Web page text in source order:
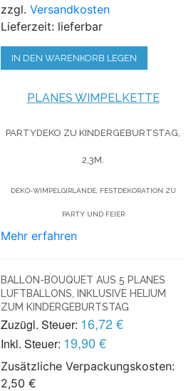
zzgl.Versandkosten
Lieferzeit: lieferbar
IN DEN WARENKORB LEGEN
PLANES WIMPELKETTE
PARTYDEKO ZU KINDERGEBURTSTAG,
2,3M.
DEKO-WIMPELGIRLANDE, FESTDEKORATION ZU
PARTY UND FEIER
Mehr erfahren
BALLON-BOUQUET AUS 5 PLANES
LUFTBALLONS, INKLUSIVE HELIUM
ZUM KINDERGEBURTSTAG
Zuzügl. Steuer: 16,72 €
Inkl. Steuer: 19,90 €
Zusätzliche Verpackungskosten:
2,50 €